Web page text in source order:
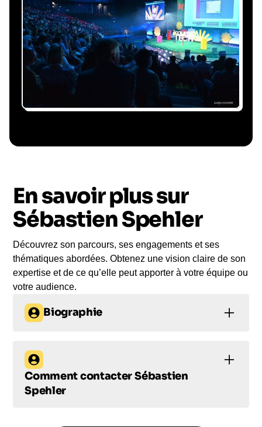
Gestion du planning, échanges avec le
conférencier, coordination logistique : vous
êtes accompagné à chaque étape, sans perte
de temps ni complication.
Le conférencier vient à
Le jour de la conférence, l’intervenant se
rend sur votre évènement pour une prise de
parole impactante, engageante et sur-mesure
En savoir plus sur
Sébastien Spehler
Découvrez son parcours, ses engagements et ses
thématiques abordées. Obtenez une vision claire de son
expertise et de ce qu’elle peut apporter à votre équipe ou
votre audience.
Biographie
Champion du
Canicross et Expert en
Trail Running
Comment contacter Sébastien
Spehler
Comment